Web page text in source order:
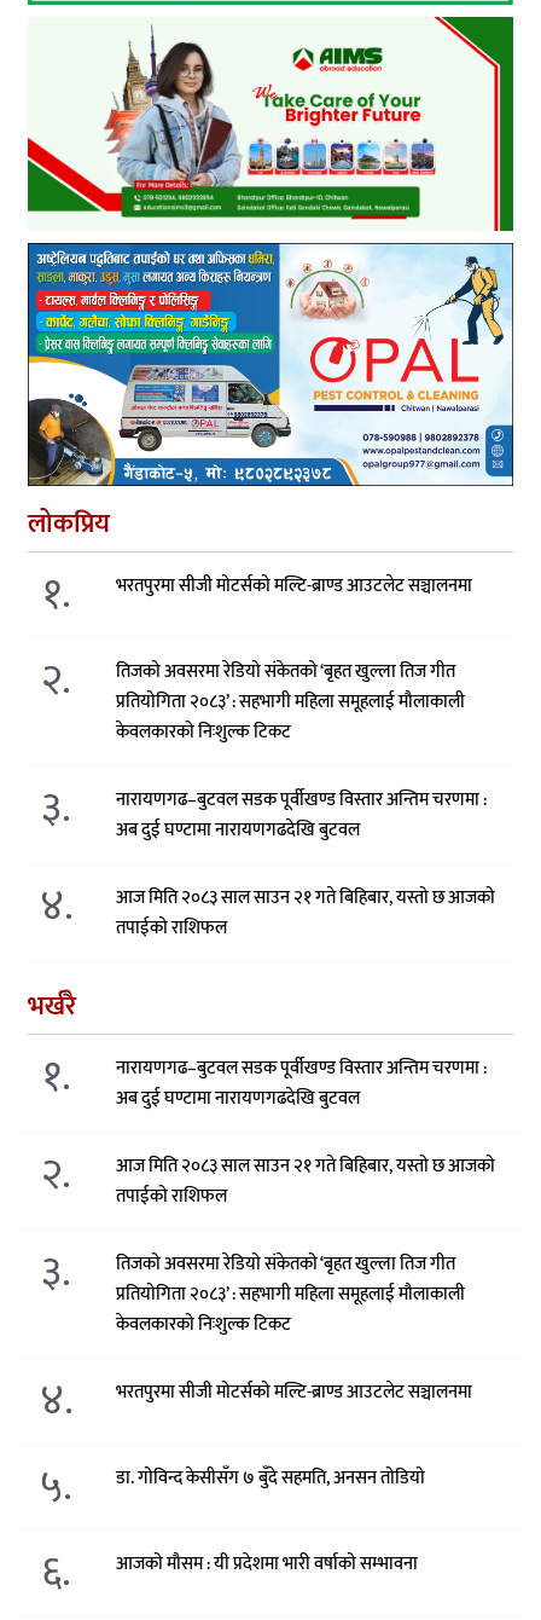
लोकप्रिय
१. भरतपुरमा सीजी मोटर्सको मल्टि-ब्राण्ड आउटलेट सञ्चालनमा
२.
तिजको अवसरमा रेडियो संकेतको ‘बृहत खुल्ला तिज गीत
प्रतियोगिता २०८३’ : सहभागी महिला समूहलाई मौलाकाली
केवलकारको निःशुल्क टिकट
३.
नारायणगढ–बुटवल सडक पूर्वीखण्ड विस्तार अन्तिम चरणमा :
अब दुई घण्टामा नारायणगढदेखि बुटवल
४.
आज मिति २०८३ साल साउन २१ गते बिहिबार, यस्तो छ आजको
तपाईको राशिफल
भर्खरै
१.
नारायणगढ–बुटवल सडक पूर्वीखण्ड विस्तार अन्तिम चरणमा :
अब दुई घण्टामा नारायणगढदेखि बुटवल
२.
आज मिति २०८३ साल साउन २१ गते बिहिबार, यस्तो छ आजको
तपाईको राशिफल
३.
तिजको अवसरमा रेडियो संकेतको ‘बृहत खुल्ला तिज गीत
प्रतियोगिता २०८३’ : सहभागी महिला समूहलाई मौलाकाली
केवलकारको निःशुल्क टिकट
४. भरतपुरमा सीजी मोटर्सको मल्टि-ब्राण्ड आउटलेट सञ्चालनमा
५. डा. गोविन्द केसीसँग ७ बुँदे सहमति, अनसन तोडियो
६. आजको मौसम : यी प्रदेशमा भारी वर्षाको सम्भावना